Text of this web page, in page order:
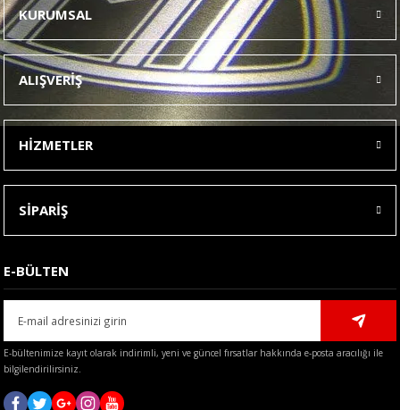
tarafımıza iletebilirsiniz.
Görüş ve önerileriniz için teşekkür ederiz.
Ürün resmi kalitesiz, bozuk veya görüntülenemiyor.
Ürün açıklamasında eksik bilgiler bulunuyor.
Ürün bilgilerinde hatalar bulunuyor.
Ürün fiyatı diğer sitelerden daha pahalı.
Bu ürüne benzer farklı alternatifler olmalı.
Gönder
KURUMSAL
ALIŞVERİŞ
HİZMETLER
SİPARİŞ
E-BÜLTEN
E-bültenimize kayıt olarak indirimli, yeni ve güncel fırsatlar hakkında e-posta aracılığı ile
bilgilendirilirsiniz.